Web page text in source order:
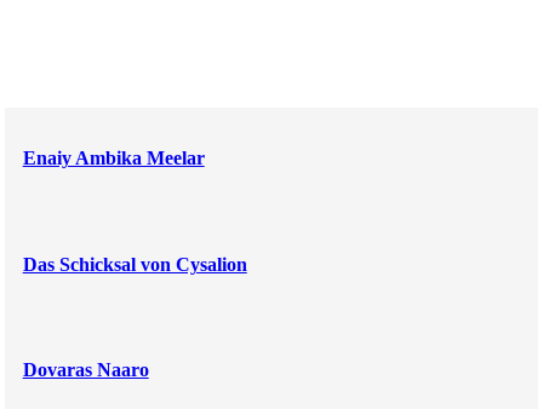
Enaiy Ambika Meelar
Das Schicksal von Cysalion
Dovaras Naaro